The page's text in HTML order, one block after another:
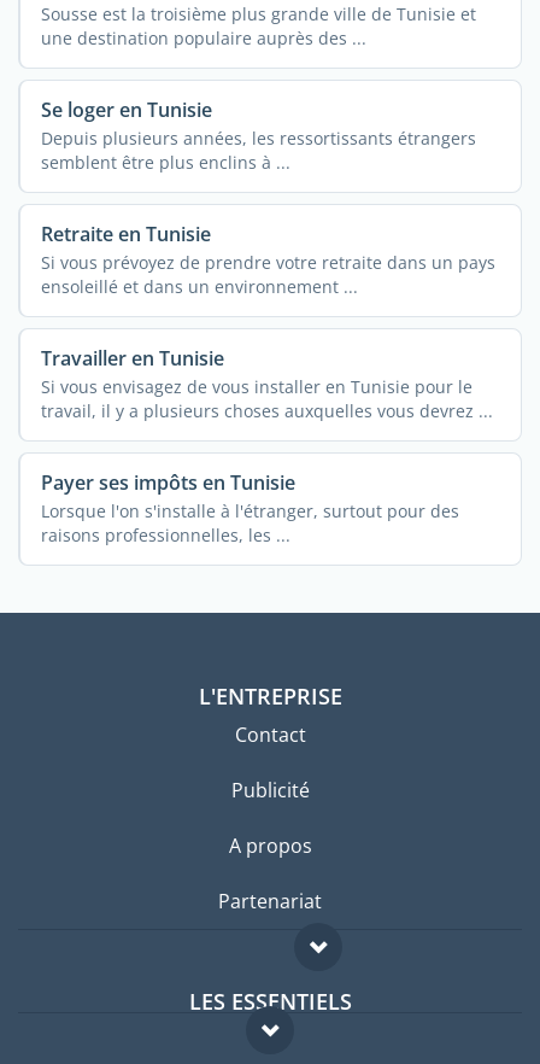
Sousse est la troisième plus grande ville de Tunisie et
une destination populaire auprès des ...
Se loger en Tunisie
Depuis plusieurs années, les ressortissants étrangers
semblent être plus enclins à ...
Retraite en Tunisie
Si vous prévoyez de prendre votre retraite dans un pays
ensoleillé et dans un environnement ...
Travailler en Tunisie
Si vous envisagez de vous installer en Tunisie pour le
travail, il y a plusieurs choses auxquelles vous devrez ...
Payer ses impôts en Tunisie
Lorsque l'on s'installe à l'étranger, surtout pour des
raisons professionnelles, les ...
L'ENTREPRISE
Contact
Publicité
A propos
Partenariat
LES ESSENTIELS
Forum expatriés